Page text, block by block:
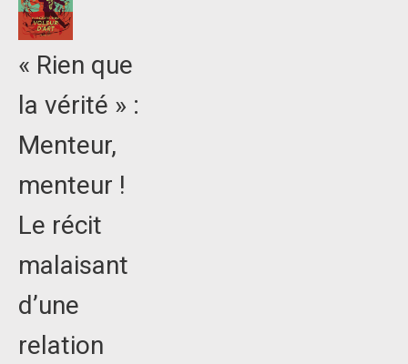
« Rien que
la vérité » :
Menteur,
menteur !
Le récit
malaisant
d’une
relation